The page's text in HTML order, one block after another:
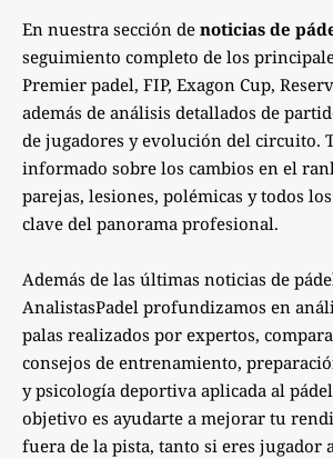
En nuestra sección de noticias de
seguimiento completo de los
Premier padel, FIP, Exagon Cup,
además de análisis detallados de
de jugadores y evolución del circuito.
informado sobre los cambios en el
parejas, lesiones, polémicas y todos
clave del panorama profesional.
Además de las últimas noticias de
AnalistasPadel profundizamos en
palas realizados por expertos,
consejos de entrenamiento,
y psicología deportiva aplicada al
objetivo es ayudarte a mejorar tu
fuera de la pista, tanto si eres jugador